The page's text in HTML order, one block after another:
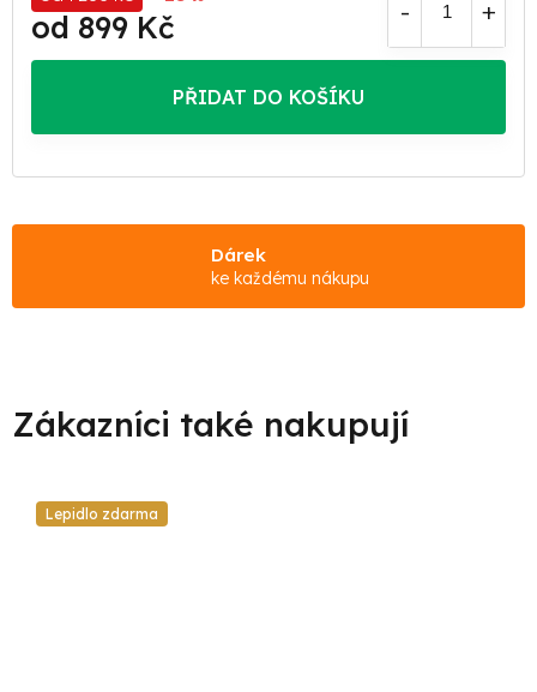
od 899 Kč
PŘIDAT DO KOŠÍKU
Dárek
ke každému nákupu
Lepidlo zdarma